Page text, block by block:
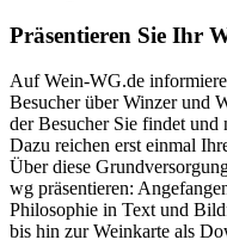
Präsentieren Sie Ihr
Auf Wein-WG.de
Besucher über Winzer und
der Besucher Sie findet
Dazu reichen erst einmal
Über diese
wg präsentieren:
Philosophie in Text und
bis hin zur Weinkarte als